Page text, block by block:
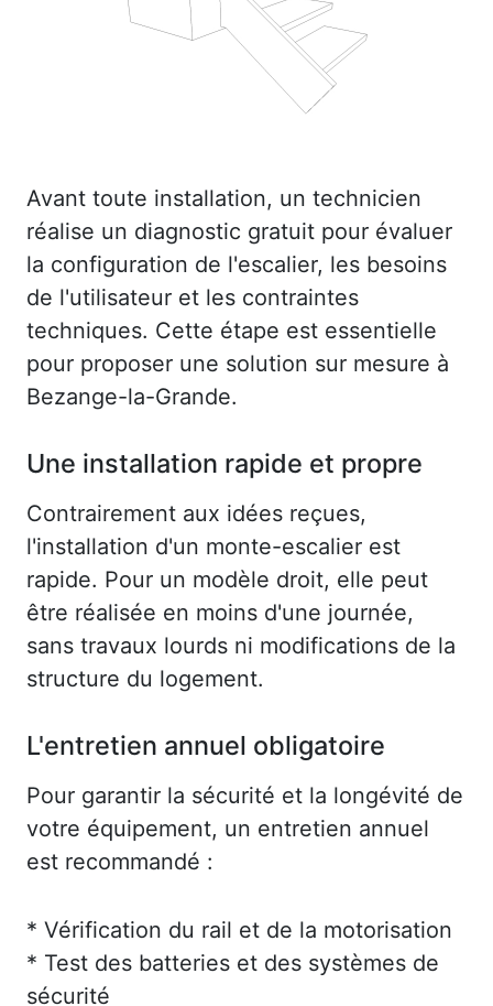
Avant toute installation, un technicien
réalise un diagnostic gratuit pour évaluer
la configuration de l'escalier, les besoins
de l'utilisateur et les contraintes
techniques. Cette étape est essentielle
pour proposer une solution sur mesure à
Bezange-la-Grande.
Une installation rapide et propre
Contrairement aux idées reçues,
l'installation d'un monte-escalier est
rapide. Pour un modèle droit, elle peut
être réalisée en moins d'une journée,
sans travaux lourds ni modifications de la
structure du logement.
L'entretien annuel obligatoire
Pour garantir la sécurité et la longévité de
votre équipement, un entretien annuel
est recommandé :
* Vérification du rail et de la motorisation
* Test des batteries et des systèmes de
sécurité